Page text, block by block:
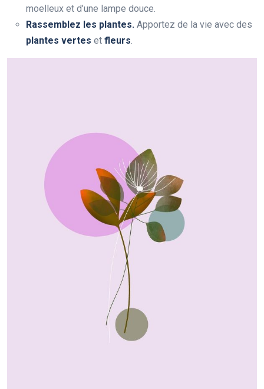
moelleux et d’une lampe douce.
Rassemblez les plantes. Apportez de la vie avec des
plantes vertes et fleurs